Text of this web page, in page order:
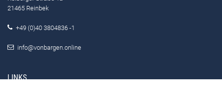
21465 Reinbek
+49 (0)40 3804836 -1
info@vonbargen.online
LINKS